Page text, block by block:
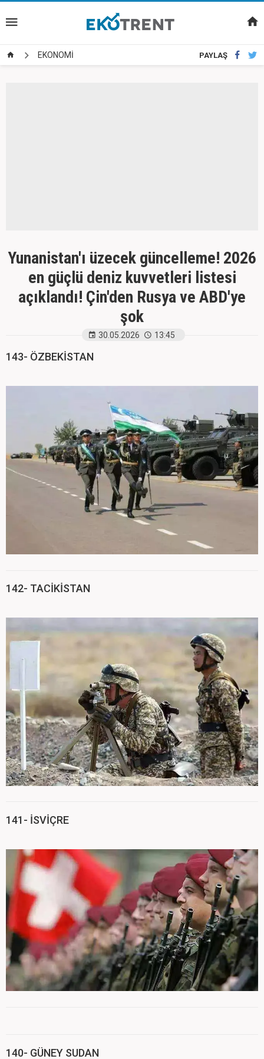
EKONOMİ PAYLAŞ
Yunanistan'ı üzecek güncelleme! 2026
en güçlü deniz kuvvetleri listesi
açıklandı! Çin'den Rusya ve ABD'ye
şok
30.05.2026 13:45
143- ÖZBEKİSTAN
142- TACİKİSTAN
141- İSVİÇRE
140- GÜNEY SUDAN